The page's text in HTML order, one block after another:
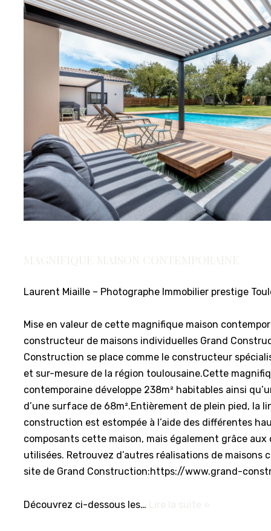
Laurent Miaille – Photographe Immobilier prestige
Mise en valeur de cette magnifique maison
constructeur de maisons individuelles Grand
Construction se place comme le constructeur
et sur-mesure de la région toulousaine.Cette
contemporaine développe 238m² habitables ainsi
d’une surface de 68m².Entièrement de plein pied, la
construction est estompée à l’aide des différentes
composants cette maison, mais également grâce
utilisées. Retrouvez d’autres réalisations de maisons
site de Grand Construction:https://www.grand-
Découvrez ci-dessous les…